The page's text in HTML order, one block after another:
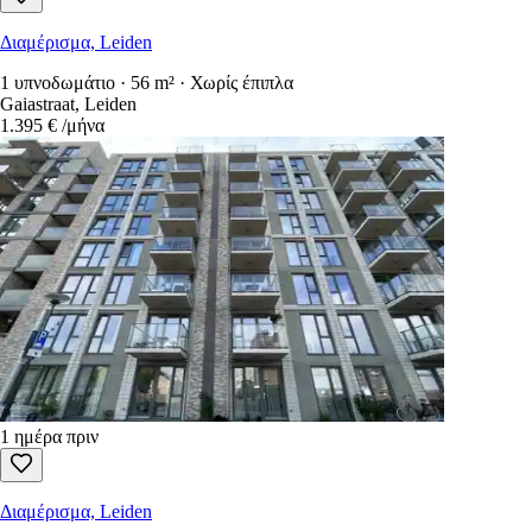
Διαμέρισμα, Leiden
1 υπνοδωμάτιο · 56 m² · Χωρίς έπιπλα
Gaiastraat, Leiden
1.395 € /μήνα
1 ημέρα πριν
Διαμέρισμα, Leiden